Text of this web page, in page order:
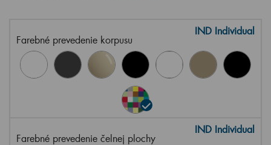
Farebné prevedenie korpusu
IND Individual
Farebné prevedenie čelnej plochy
IND Individual